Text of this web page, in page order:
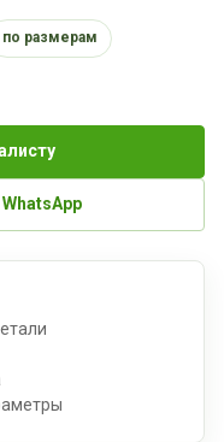
по размерам